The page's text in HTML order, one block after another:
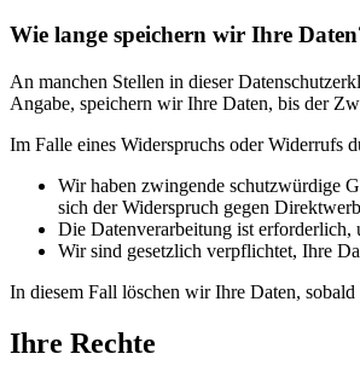
Wie lange speichern wir Ihre
An manchen Stellen in dieser
Angabe, speichern wir Ihre Daten, bis der
Im Falle eines Widerspruchs oder Widerrufs
Wir haben zwingende schutzwürdige
sich der Widerspruch gegen
Die Datenverarbeitung ist erforderlich,
Wir sind gesetzlich verpflichtet, Ihre
In diesem Fall löschen wir Ihre Daten,
Ihre Rechte